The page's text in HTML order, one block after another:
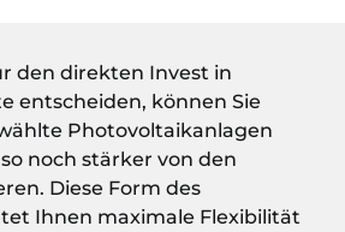
den direkten Invest in
entscheiden, können Sie
Photovoltaikanlagen
noch stärker von den
Diese Form des
Ihnen maximale Flexibilität